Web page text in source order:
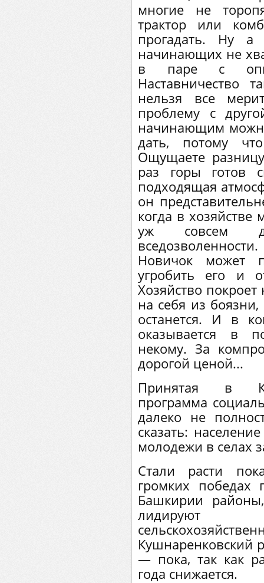
многие не
трактор или
прогадать. Ну
начинающих не
в паре с
Наставничество
нельзя все
проблему с
начинающим
дать, потому
Ощущаете
раз горы готов
подходящая
он
когда в хозяйстве
уж совсем
Новичок может
угробить его и
Хозяйство
на себя из
останется. И в
оказывается в
некому. За
дорогой ценой...
Принятая в
программа
далеко не
сказать:
молодежи в селах
Стали расти
громких победах
Башкирии
лидируют
Кушнаренковский
— пока, так как
года снижается.